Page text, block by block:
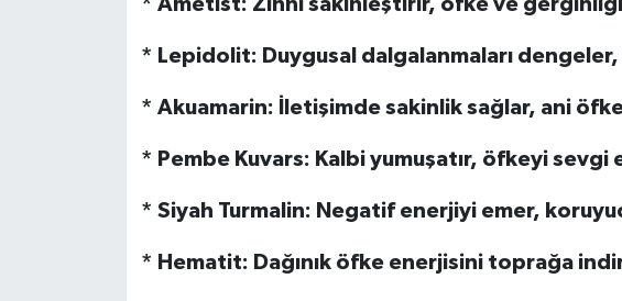
* Lepidolit: Duygusal dalgalanmaları
* Akuamarin: İletişimde sakinlik sağlar, ani öfke
* Pembe Kuvars: Kalbi yumuşatır, öfkeyi
* Siyah Turmalin: Negatif enerjiyi emer,
* Hematit: Dağınık öfke enerjisini toprağa